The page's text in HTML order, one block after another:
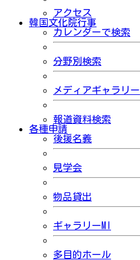
アクセス
韓国文化院行事
カレンダーで検索
分野別検索
メディアギャラリー
報道資料検索
各種申請
後援名義
見学会
物品貸出
ギャラリーMI
多目的ホール